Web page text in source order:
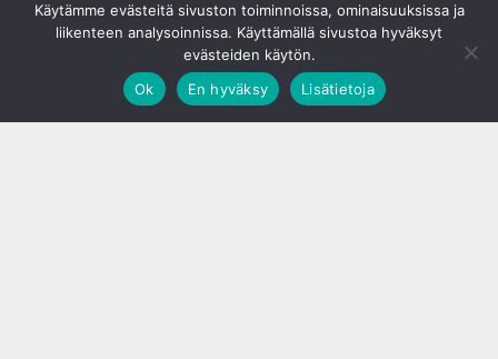
Käytämme evästeitä sivuston toiminnoissa, ominaisuuksissa ja
liikenteen analysoinnissa. Käyttämällä sivustoa hyväksyt
evästeiden käytön.
Ok
En hyväksy Lisätietoja